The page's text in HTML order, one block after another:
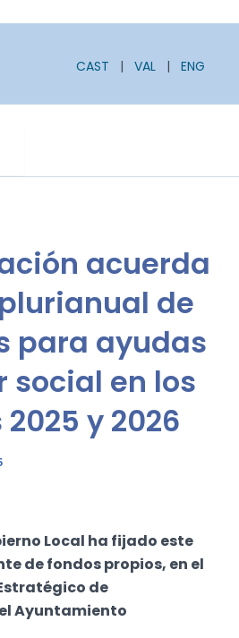
CAST | VAL | ENG
acuerda
de
para ayudas
social en los
y 2026
Local ha fijado este
de fondos propios, en el
de
Ayuntamiento